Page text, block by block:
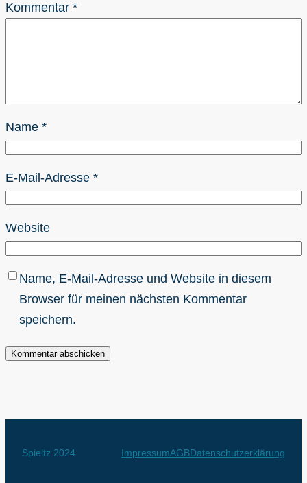
Kommentar *
Name *
E-Mail-Adresse *
Website
Name, E-Mail-Adresse und Website in diesem
Browser für meinen nächsten Kommentar
speichern.
Spieltz 2024 ImpressumAGBDatenschutzerklärung